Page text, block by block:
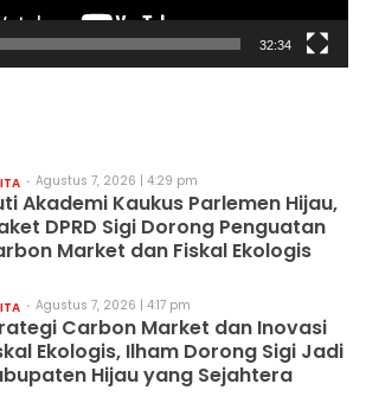
32:34
Agustus 7, 2026 | 4:29 pm
Akademi Kaukus Parlemen Hijau,
DPRD Sigi Dorong Penguatan
Market dan Fiskal Ekologis
Agustus 7, 2026 | 4:17 pm
Carbon Market dan Inovasi
Ekologis, Ilham Dorong Sigi Jadi
Hijau yang Sejahtera